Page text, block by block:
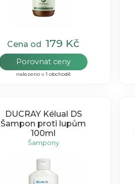
Cena od 179 Kč
Porovnat ceny
nalezeno v 1 obchodě
DUCRAY Kélual DS
Šampon proti lupům
100ml
Šampony